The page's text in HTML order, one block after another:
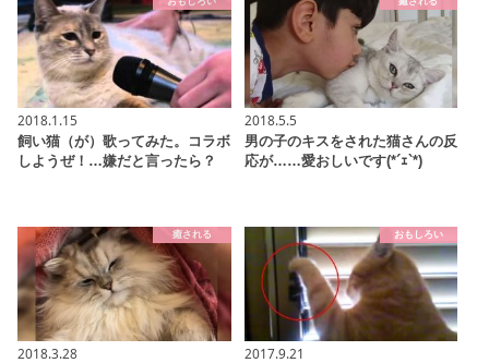
2018.1.15
飼い猫（が）歌ってみた。コラボ
しようぜ！…嫌だと言ったら？
2018.5.5
男の子のキスをされた猫さんの反
応が……愛おしいです(*´ｪ`*)
癒される
2018.3.28
おもしろい
2017.9.21